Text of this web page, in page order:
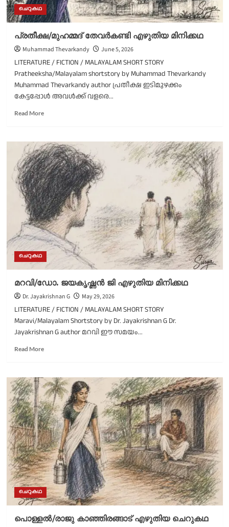
ചെറുകഥ
പ്രതീക്ഷ/മുഹമ്മദ്‌ തേവർകണ്ടി എഴുതിയ മിനിക്കഥ
Muhammad Thevarkandy June 5, 2026
LITERATURE / FICTION / MALAYALAM SHORT STORY
Pratheeksha/Malayalam shortstory by Muhammad Thevarkandy
Muhammad Thevarkandy author പ്രതീക്ഷ ഇടിമുഴക്കം
കേട്ടപ്പോൾ അവൾക്ക് വളരെ...
Read MoreRead
പ്രതീക്ഷ/
മുഹമ്മദ്‌
തേവർകണ്ടി
എഴുതിയ
മിനിക്കഥ
ചെറുകഥ
മറവി/ഡോ. ജയകൃഷ്ണൻ ജി എഴുതിയ മിനിക്കഥ
Dr. Jayakrishnan G May 29, 2026
LITERATURE / FICTION / MALAYALAM SHORT STORY
Maravi/Malayalam Shortstory by Dr. Jayakrishnan G Dr.
Jayakrishnan G author മറവി ഈ സമയം...
Read MoreRead
മറവി/
ഡോ.
ജയകൃഷ്ണൻ
ജി
എഴുതിയ
മിനിക്കഥ
ചെറുകഥ
പൊള്ളൽ/രാജു കാഞ്ഞിരങ്ങാട് എഴുതിയ ചെറുകഥ